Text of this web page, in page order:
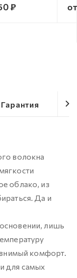
₽
Гарантия
волокна
облако, из
Да и
лишь
комфорт.
для самых